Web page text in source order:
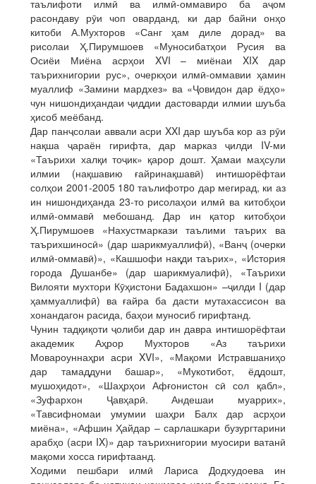
таълифоти илмӣ ва илмӣ-оммавиро ба аҷом
расондаву рӯи чоп оварданд, ки дар байни онҳо
китоби А.Мухторов «Санг ҳам диле дорад» ва
рисолаи Ҳ.Пирумшоев «Муносибатҳои Русия ва
Осиёи Миёна асрҳои XVI – миёнаи XIX дар
таърихнигории рус», очеркҳои илмӣ-оммавии ҳамин
муаллиф «Замини мардхез» ва «Ҷовидон дар ёдҳо»
чун нишондиҳандаи ҷиддии дастоварди илмии шуъба
ҳисоб меёбанд.
Дар панҷсолаи аввали асри XXI дар шуъба кор аз рӯи
нақша ҷараён гирифта, дар марказ ҷилди IV-ми
«Таърихи халқи тоҷик» қарор дошт. Ҳамаи маҳсули
илмии (нақшавию ғайринақшавӣ) интишорёфтаи
солҳои 2001-2005 180 таълифотро дар мегирад, ки аз
ин нишондиҳанда 23-то рисолаҳои илмӣ ва китобҳои
илмӣ-оммавӣ мебошанд. Дар ин қатор китобҳои
Ҳ.Пирумшоев «Нахустмаркази таълими таърих ва
таърихшиносӣ» (дар шарикмуаллифӣ), «Ванҷ (очерки
илмӣ-оммавӣ)», «Кашшофи нақди таърих», «История
города Душанбе» (дар шарикмуалифӣ), «Таърихи
Вилояти мухтори Кӯҳистони Бадахшон» –ҷилди I (дар
ҳаммуаллифӣ) ва ғайра ба дасти мутахассисон ва
хонандагон расида, баҳои муносиб гирифтанд.
Чунин тадқиқоти ҷолиби дар ин давра интишорёфтаи
академик Аҳрор Мухторов «Аз таърихи
Мовароуннаҳри асри XVI», «Мақоми Истравшаниҳо
дар тамаддуни башар», «Мукотибот, ёддошт,
мушоҳидот», «Шаҳрҳои Афғонистон сӣ сол қабл»,
«Зуфархон Ҷавҳарӣ. Андешаи муаррих»,
«Тавсифномаи умумии шаҳри Балх дар асрҳои
миёна», «Афшин Ҳайдар – сарлашкари бузургтарини
арабҳо (асри IX)» дар таърихнигории муосири ватанӣ
мақоми хосса гирифтаанд.
Ходими пешбари илмӣ Лариса Додхудоева ин